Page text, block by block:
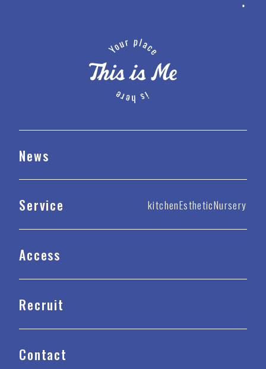
News
Service kitchenEstheticNursery
Access
Recruit
Contact